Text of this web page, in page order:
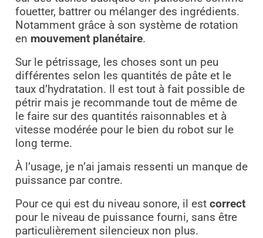
fouetter, battrer ou mélanger des ingrédients.
Notamment grâce à son système de rotation
en mouvement planétaire.
Sur le pétrissage, les choses sont un peu
différentes selon les quantités de pâte et le
taux d’hydratation. Il est tout à fait possible de
pétrir mais je recommande tout de même de
le faire sur des quantités raisonnables et à
vitesse modérée pour le bien du robot sur le
long terme.
À l’usage, je n’ai jamais ressenti un manque de
puissance par contre.
Pour ce qui est du niveau sonore, il est correct
pour le niveau de puissance fourni, sans être
particulièrement silencieux non plus.